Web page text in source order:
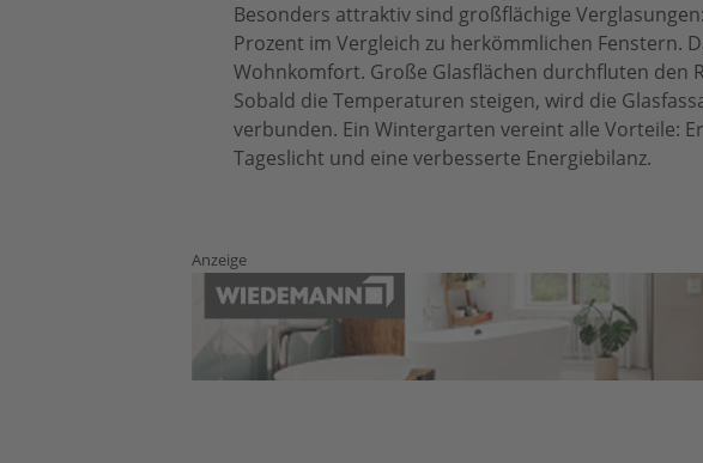
Besonders attraktiv sind großflächige
Prozent im Vergleich zu herkömmlichen Fenstern.
Wohnkomfort. Große Glasflächen durchfluten den
Sobald die Temperaturen steigen, wird die
verbunden. Ein Wintergarten vereint alle Vorteile:
Tageslicht und eine verbesserte Energiebilanz.
Anzeige